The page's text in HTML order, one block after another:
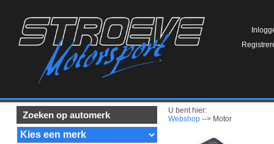
Zoeken op automerk
U bent hier:
Webshop --> Motor